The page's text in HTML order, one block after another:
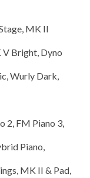
MK II
V Bright, Dyno
Wurly Dark,
2, FM Piano 3,
Piano,
MK II & Pad,